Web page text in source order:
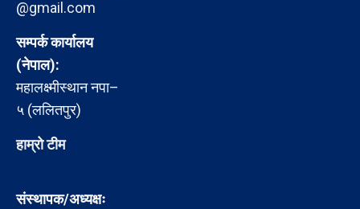
@gmail.com
सम्पर्क कार्यालय
(नेपाल):
महालक्ष्मीस्थान नपा–
५ (ललितपुर)
हाम्रो टीम
संस्थापक/अध्यक्षः